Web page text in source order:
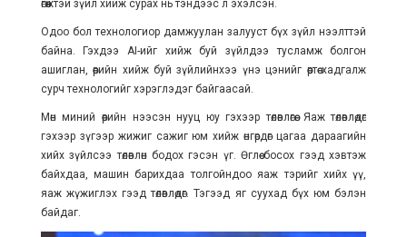
өгөөжтэй зүйл хийж сурах нь тэндээс л эхэлсэн.
Одоо бол технологиор дамжуулан залууст бүх зүйл нээлттэй
байна. Гэхдээ AI-ийг хийж буй зүйлдээ тусламж болгон
ашиглан, өөрийн хийж буй зүйлийнхээ үнэ цэнийг өөртөө хадгалж
сурч технологийг хэрэглэдэг байгаасай.
Мөн миний өөрийн нээсэн нууц юу гэхээр төлөвлөгөө. Яаж төлөвлөдөг
гэхээр зүгээр жижиг сажиг юм хийж өнгөрдөг цагаа дараагийн
хийх зүйлсээ төлөвлөн бодох гэсэн үг. Өглөө босох гээд хэвтэж
байхдаа, машин барихдаа толгойндоо яаж тэрийг хийх үү,
яаж жүжиглэх гээд төлөвлөдөг. Тэгээд яг суухад бүх юм бэлэн
байдаг.